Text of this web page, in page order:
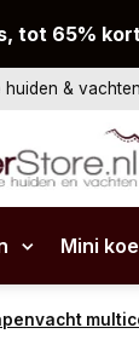
tot 65%
huiden & vachten
Mini